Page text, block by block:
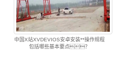
中国X站XVDEVIOS安卓安装**操作规程
包括哪些基本要点？